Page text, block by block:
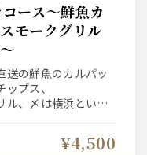
ース～鮮魚カ
モークグリル
送の鮮魚のカルパッ
プス、
ル、〆は横浜といえ
¥4,500